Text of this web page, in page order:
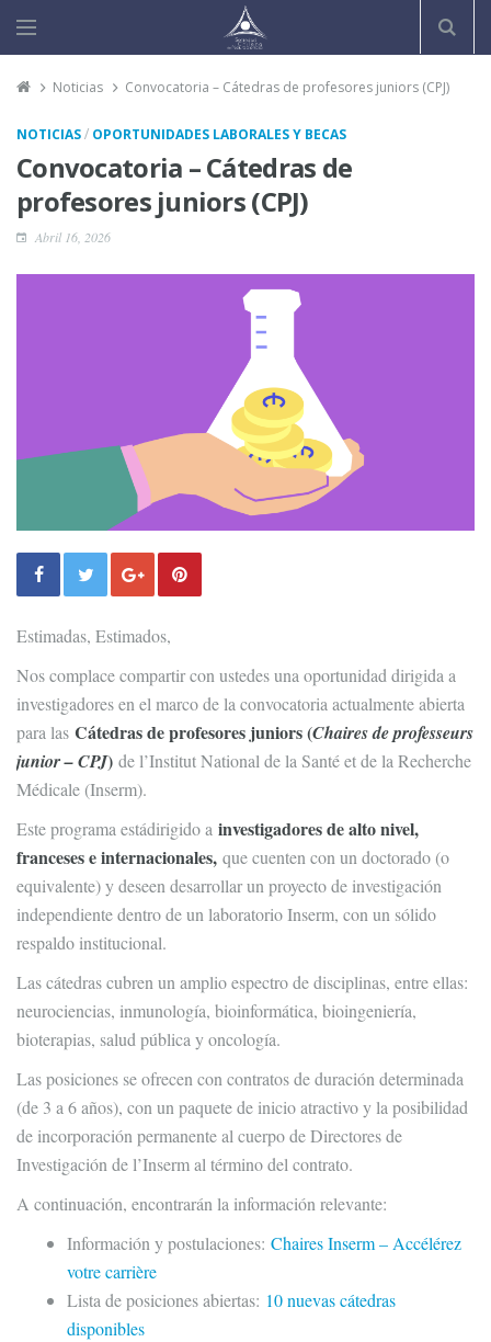
Noticias Convocatoria – Cátedras de profesores juniors (CPJ)
NOTICIAS/ OPORTUNIDADES LABORALES Y BECAS
Convocatoria – Cátedras de
profesores juniors (CPJ)
Abril 16, 2026
Estimadas, Estimados,
Nos complace compartir con ustedes una oportunidad dirigida a
investigadores en el marco de la convocatoria actualmente abierta
para las Cátedras de profesores juniors (Chaires de professeurs
junior – CPJ) de l’Institut National de la Santé et de la Recherche
Médicale (Inserm).
Este programa estádirigido a investigadores de alto nivel,
franceses e internacionales, que cuenten con un doctorado (o
equivalente) y deseen desarrollar un proyecto de investigación
independiente dentro de un laboratorio Inserm, con un sólido
respaldo institucional.
Las cátedras cubren un amplio espectro de disciplinas, entre ellas:
neurociencias, inmunología, bioinformática, bioingeniería,
bioterapias, salud pública y oncología.
Las posiciones se ofrecen con contratos de duración determinada
(de 3 a 6 años), con un paquete de inicio atractivo y la posibilidad
de incorporación permanente al cuerpo de Directores de
Investigación de l’Inserm al término del contrato.
A continuación, encontrarán la información relevante:
Información y postulaciones: Chaires Inserm – Accélérez
votre carrière
Lista de posiciones abiertas: 10 nuevas cátedras
disponibles